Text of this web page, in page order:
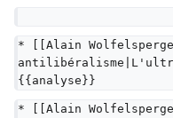
* [[Alain
{{analyse}}
* [[Alain